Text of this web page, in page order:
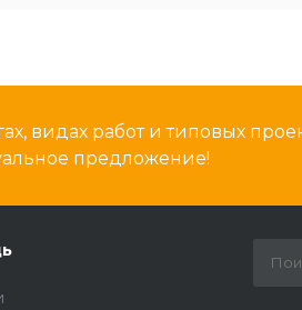
видах работ и типовых
предложение!